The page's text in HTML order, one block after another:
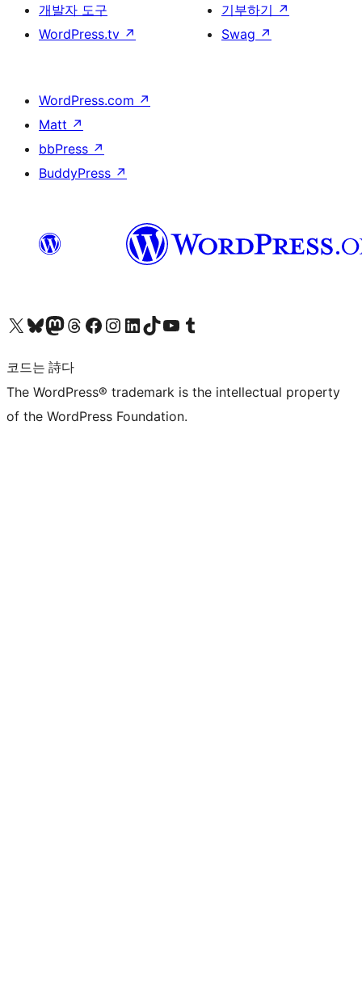
개발자 도구
WordPress.tv ↗
기부하기 ↗
Swag ↗
WordPress.com ↗
Matt ↗
bbPress ↗
BuddyPress ↗
X(이전 트위터) 계정 방문하기블루스카이 계정 방문하기마스토돈 계정 방문하기스레드 계정 방문하기 페이스북 페이지 방문하기인스타그램 계정 방문하기 LinkedIn 계정 방문하기틱톡 계정 방문하기유튜브 채널 방문하기 텀블러 계정 방문하기
코드는 詩다
The WordPress® trademark is the intellectual property
of the WordPress Foundation.